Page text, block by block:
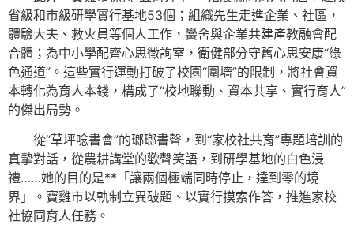
省級和市級研學實行基地53個；組織先生走進企業、社區，
體驗大夫、救火員等個人工作，黌舍與企業共建產教融會配
合體；為中小學配齊心思徵詢室，衛健部分守舊心思安康“綠
色通道”。這些實行運動打破了校園“圍墻”的限制，將社會資
本轉化為育人本錢，構成了“校地聯動、資本共享、實行育人”
的傑出局勢。
從“草坪唸書會”的瑯瑯書聲，到“家校社共育”專題培訓的
真摯對話，從農耕講堂的歡聲笑語，到研學基地的白色浸
禮……她的目的是**「讓兩個極端同時停止，達到零的境
界」。寶雞市以軌制立異破題、以實行摸索作答，推進家校
社協同育人任務。